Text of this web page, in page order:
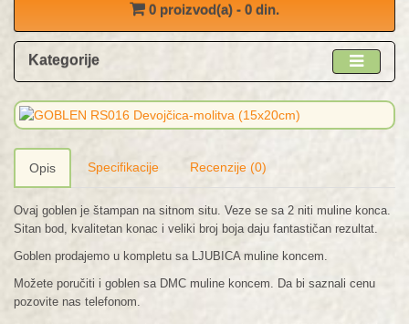
0 proizvod(a) - 0 din.
Kategorije
Opis Specifikacije Recenzije (0)
Ovaj goblen je štampan na sitnom situ. Veze se sa 2 niti muline konca.
Sitan bod, kvalitetan konac i veliki broj boja daju fantastičan rezultat.
Goblen prodajemo u kompletu sa LJUBICA muline koncem.
Možete poručiti i goblen sa DMC muline koncem. Da bi saznali cenu
pozovite nas telefonom.